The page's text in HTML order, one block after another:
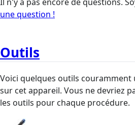
une question !
Outils
Voici quelques outils
sur cet appareil. Vous ne devriez
les outils pour chaque procédure.